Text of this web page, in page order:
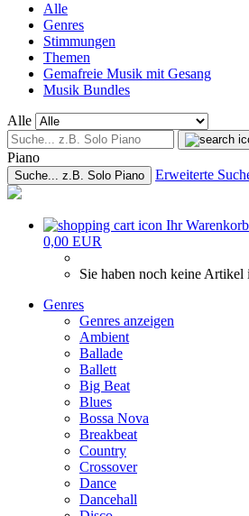
Alle
Genres
Stimmungen
Themen
Gemafreie Musik mit Gesang
Musik Bundles
Alle
Piano
Suche... z.B. Solo Piano Erweiterte
Ihr Warenkorb
0,00 EUR
Sie haben noch keine
Genres
Genres anzeigen
Ambient
Ballade
Ballett
Big Beat
Blues
Bossa Nova
Breakbeat
Country
Crossover
Dance
Dancehall